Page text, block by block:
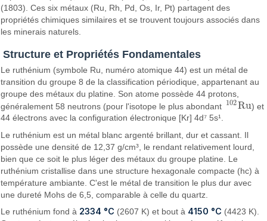
(1803). Ces six métaux (Ru, Rh, Pd, Os, Ir, Pt) partagent des
propriétés chimiques similaires et se trouvent toujours associés dans
les minerais naturels.
Structure et Propriétés Fondamentales
Le ruthénium (symbole Ru, numéro atomique 44) est un métal de
transition du groupe 8 de la classification périodique, appartenant au
groupe des métaux du platine. Son atome possède 44 protons,
généralement 58 neutrons (pour l'isotope le plus abondant 102Ru
102Ru ) et
44 électrons avec la configuration électronique [Kr] 4d⁷ 5s¹.
Le ruthénium est un métal blanc argenté brillant, dur et cassant. Il
possède une densité de 12,37 g/cm³, le rendant relativement lourd,
bien que ce soit le plus léger des métaux du groupe platine. Le
ruthénium cristallise dans une structure hexagonale compacte (hc) à
température ambiante. C'est le métal de transition le plus dur avec
une dureté Mohs de 6,5, comparable à celle du quartz.
Le ruthénium fond à 2334 °C (2607 K) et bout à 4150 °C (4423 K).